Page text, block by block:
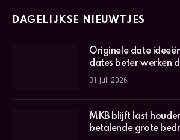
DAGELIJKSE NIEUWTJES
Originele date
dates beter werken
31 juli 2026
MKB blijft last
betalende grote